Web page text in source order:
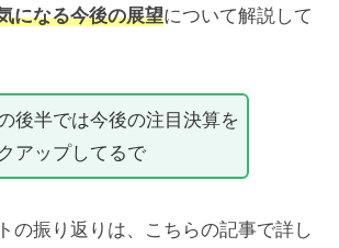
になる今後の展望について解説して
後半では今後の注目決算を
アップしてるで
の振り返りは、こちらの記事で詳し